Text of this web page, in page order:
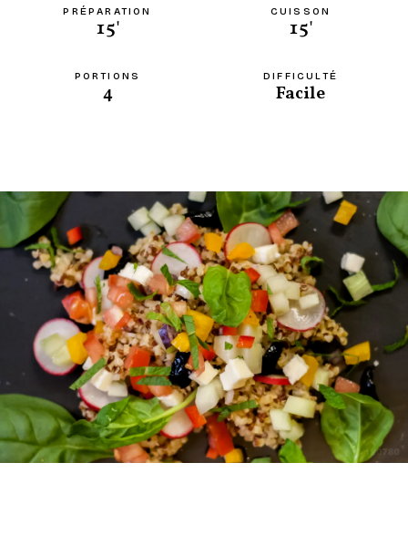
PRÉPARATION
15'
CUISSON
15'
PORTIONS
4
DIFFICULTÉ
Facile